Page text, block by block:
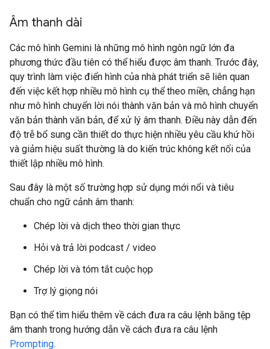
Âm thanh dài
Các mô hình Gemini là những mô hình ngôn ngữ lớn đa
phương thức đầu tiên có thể hiểu được âm thanh. Trước đây,
quy trình làm việc điển hình của nhà phát triển sẽ liên quan
đến việc kết hợp nhiều mô hình cụ thể theo miền, chẳng hạn
như mô hình chuyển lời nói thành văn bản và mô hình chuyển
văn bản thành văn bản, để xử lý âm thanh. Điều này dẫn đến
độ trễ bổ sung cần thiết do thực hiện nhiều yêu cầu khứ hồi
và giảm hiệu suất thường là do kiến trúc không kết nối của
thiết lập nhiều mô hình.
Sau đây là một số trường hợp sử dụng mới nổi và tiêu
chuẩn cho ngữ cảnh âm thanh:
Chép lời và dịch theo thời gian thực
Hỏi và trả lời podcast / video
Chép lời và tóm tắt cuộc họp
Trợ lý giọng nói
Bạn có thể tìm hiểu thêm về cách đưa ra câu lệnh bằng tệp
âm thanh trong hướng dẫn về cách đưa ra câu lệnh
Prompting.